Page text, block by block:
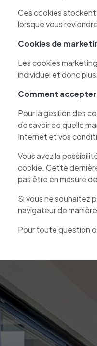
Ces cookies stockent
lorsque vous
Cookies de
Les cookies
individuel et donc
Comment accepter
Pour la gestion des
de savoir de quelle
Internet et vos
Vous avez la
cookie. Cette
pas être en mesure
Si vous ne souhaitez
navigateur de
Pour toute question